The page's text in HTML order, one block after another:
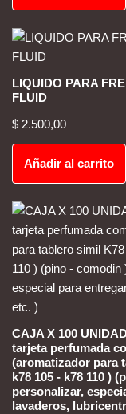
LIQUIDO PARA
FLUID
$ 2.500,00
Añadir al carrito
CAJA X 100
tarjeta perfumada
(aromatizador para
k78 105 - k78 110 )
personalizar,
lavaderos,